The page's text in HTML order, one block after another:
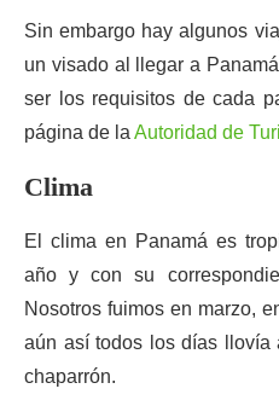
Sin embargo hay algunos
un visado al llegar a
ser los requisitos de cada
página de la Autoridad de
Clima
El clima en Panamá es
año y con su
Nosotros fuimos en marzo,
aún así todos los días llovía
chaparrón.